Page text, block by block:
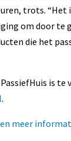
trots. “Het
om door te
die het
is te
.
meer